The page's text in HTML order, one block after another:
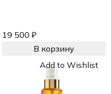
19 500 ₽
В корзину
Add to Wishlist